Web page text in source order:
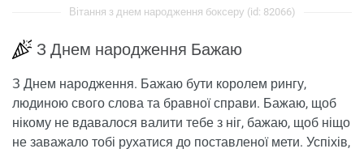
Вітання з днем ​​народження боксеру (id: 82066)
З Днем народження Бажаю
З Днем народження. Бажаю бути королем рингу,
людиною свого слова та бравної справи. Бажаю, щоб
нікому не вдавалося валити тебе з ніг, бажаю, щоб ніщо
не заважало тобі рухатися до поставленої мети. Успіхів,